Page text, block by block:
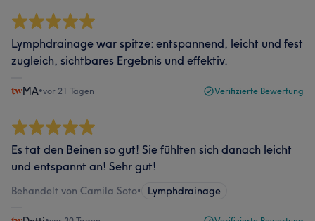
Lymphdrainage war spitze: entspannend, leicht und fest
zugleich, sichtbares Ergebnis und effektiv.
MA•vor 21 Tagen Verifizierte Bewertung
Es tat den Beinen so gut! Sie fühlten sich danach leicht
und entspannt an! Sehr gut!
Behandelt von Camila Soto• Lymphdrainage